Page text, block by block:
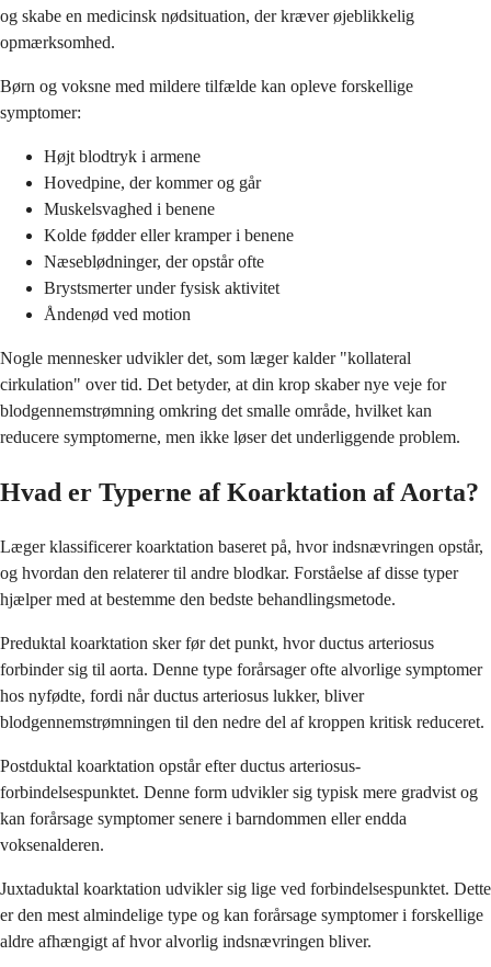
og skabe en medicinsk nødsituation, der kræver øjeblikkelig
opmærksomhed.
Børn og voksne med mildere tilfælde kan opleve forskellige
symptomer:
Højt blodtryk i armene
Hovedpine, der kommer og går
Muskelsvaghed i benene
Kolde fødder eller kramper i benene
Næseblødninger, der opstår ofte
Brystsmerter under fysisk aktivitet
Åndenød ved motion
Nogle mennesker udvikler det, som læger kalder "kollateral
cirkulation" over tid. Det betyder, at din krop skaber nye veje for
blodgennemstrømning omkring det smalle område, hvilket kan
reducere symptomerne, men ikke løser det underliggende problem.
Hvad er Typerne af Koarktation af Aorta?
Læger klassificerer koarktation baseret på, hvor indsnævringen opstår,
og hvordan den relaterer til andre blodkar. Forståelse af disse typer
hjælper med at bestemme den bedste behandlingsmetode.
Preduktal koarktation sker før det punkt, hvor ductus arteriosus
forbinder sig til aorta. Denne type forårsager ofte alvorlige symptomer
hos nyfødte, fordi når ductus arteriosus lukker, bliver
blodgennemstrømningen til den nedre del af kroppen kritisk reduceret.
Postduktal koarktation opstår efter ductus arteriosus-
forbindelsespunktet. Denne form udvikler sig typisk mere gradvist og
kan forårsage symptomer senere i barndommen eller endda
voksenalderen.
Juxtaduktal koarktation udvikler sig lige ved forbindelsespunktet. Dette
er den mest almindelige type og kan forårsage symptomer i forskellige
aldre afhængigt af hvor alvorlig indsnævringen bliver.